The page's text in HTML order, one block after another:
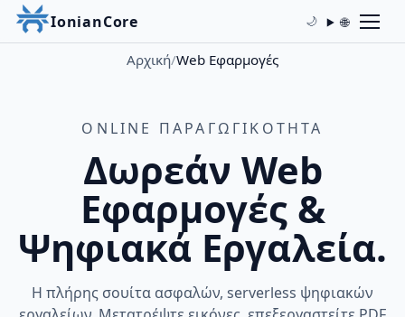
IonianCore 🌙 🌐
Αρχική/Web Εφαρμογές
ONLINE ΠΑΡΑΓΩΓΙΚΌΤΗΤΑ
Δωρεάν Web
Εφαρμογές &
Ψηφιακά Εργαλεία.
Η πλήρης σουίτα ασφαλών, serverless ψηφιακών